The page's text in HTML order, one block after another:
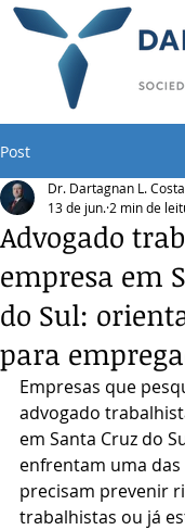
Post
Advogado
empresa em
do Sul:
para
Dr. Dartagnan L. Costa
13 de jun. 2 min de
Empresas que
advogado
em Santa Cruz do
enfrentam uma
precisam prevenir
trabalhistas ou já